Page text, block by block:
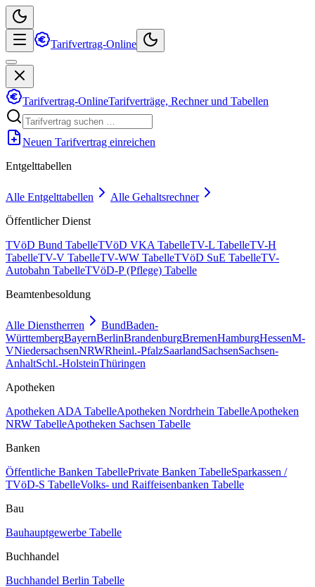
Tarifvertrag-Online
Tarifvertrag-OnlineTarifverträge, Rechner und Tabellen
Neuen Tarifvertrag einreichen
Entgelttabellen
Alle Entgelttabellen
Alle Gehaltsrechner
Öffentlicher Dienst
TVöD Bund TabelleTVöD VKA TabelleTV-L TabelleTV-H
TabelleTV-V TabelleTV-WW TabelleTVöD SuE TabelleTV-
Autobahn TabelleTVöD-P (Pflege) Tabelle
Beamtenbesoldung
Alle Dienstherren BundBaden-
WürttembergBayernBerlinBrandenburgBremenHamburgHessenM-
VNiedersachsenNRWRheinl.-PfalzSaarlandSachsenSachsen-
AnhaltSchl.-HolsteinThüringen
Apotheken
Apotheken ADA TabelleApotheken Nordrhein TabelleApotheken
NRW TabelleApotheken Sachsen Tabelle
Banken
Öffentliche Banken TabellePrivate Banken TabelleSparkassen /
TVöD-S TabelleVolks- und Raiffeisenbanken Tabelle
Bau
Bauhauptgewerbe Tabelle
Buchhandel
Buchhandel Berlin Tabelle